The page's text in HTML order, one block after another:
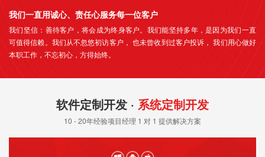
我们一直用诚心、责任心服务每一位客户
我们坚信：善待客户，将会成为终身客户。我们能坚持多年，是因为我们一直
可值得信赖。我们从不忽悠初访客户， 也未曾收到过客户投诉， 我们用心做好
本职工作，不忘初心，方得始终。
软件定制开发 · 系统定制开发
10 - 20年经验项目经理 1 对 1 提供解决方案